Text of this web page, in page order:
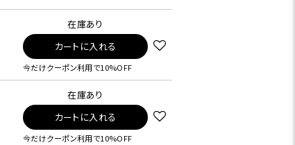
在庫あり
カートに入れる
今だけクーポン利用で10%OFF
在庫あり
カートに入れる
今だけクーポン利用で10%OFF